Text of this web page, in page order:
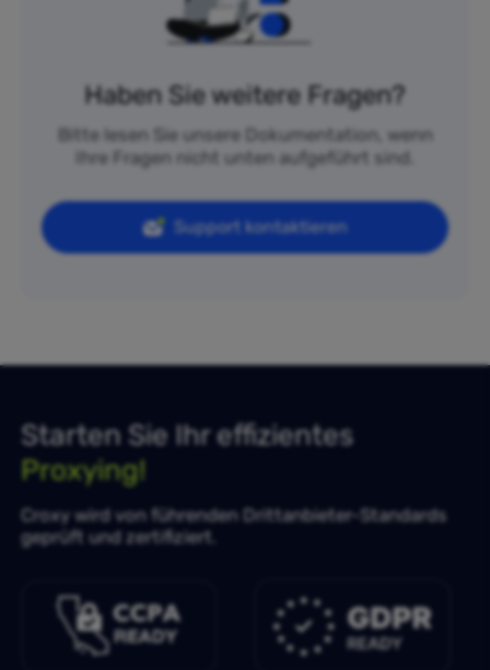
Haben Sie weitere Fragen?
Bitte lesen Sie unsere Dokumentation, wenn
Ihre Fragen nicht unten aufgeführt sind.
Support kontaktieren
Starten Sie Ihr effizientes
Proxying!
Croxy wird von führenden Drittanbieter-Standards
geprüft und zertifiziert.